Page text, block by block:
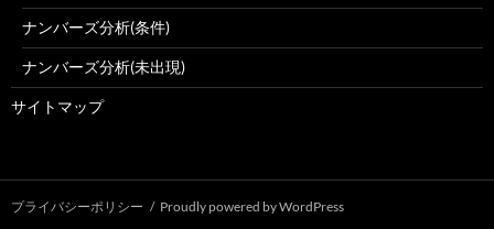
ナンバーズ分析(条件)
ナンバーズ分析(未出現)
サイトマップ
プライバシーポリシー Proudly powered by WordPress